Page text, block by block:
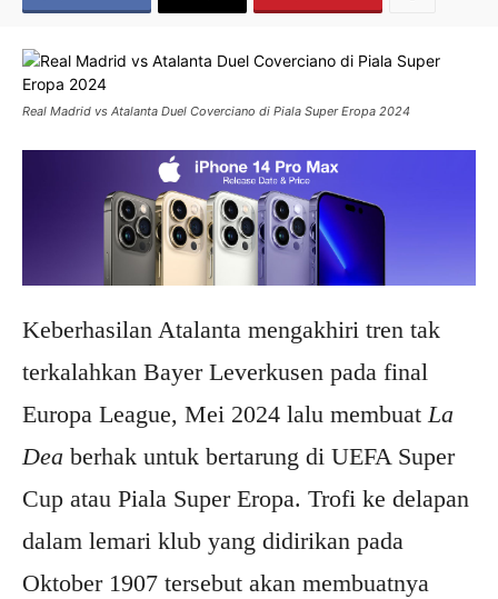
Real Madrid vs Atalanta Duel Coverciano di Piala Super Eropa 2024
Keberhasilan Atalanta mengakhiri tren tak
terkalahkan Bayer Leverkusen pada final
Europa League, Mei 2024 lalu membuatLa
Dea berhak untuk bertarung di UEFA Super
Cup atau Piala Super Eropa. Trofi ke delapan
dalam lemari klub yang didirikan pada
Oktober 1907 tersebut akan membuatnya